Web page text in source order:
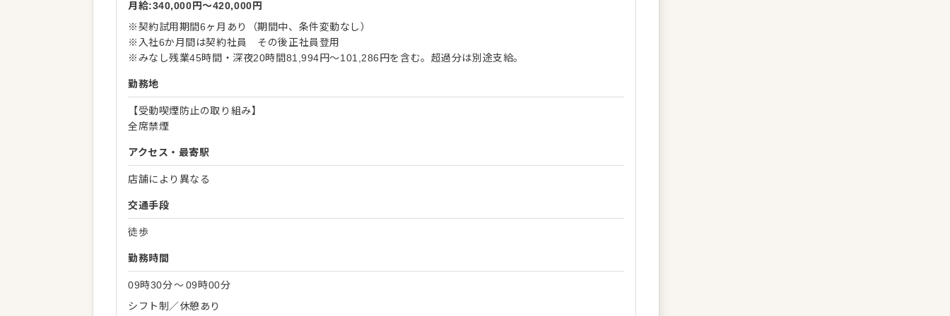
月給:340,000円〜420,000円
※契約試用期間6ヶ月あり（期間中、条件変動なし）
※入社6か月間は契約社員 その後正社員登用
※みなし残業45時間・深夜20時間81,994円～101,286円を含む。超過分は別途支給。
勤務地
【受動喫煙防止の取り組み】
全席禁煙
アクセス・最寄駅
店舗により異なる
交通手段
徒歩
勤務時間
09時30分〜09時00分
シフト制／休憩あり